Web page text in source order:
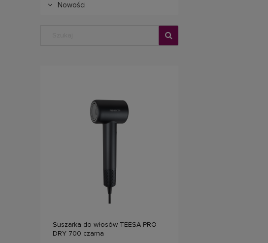
Nowości
Suszarka do włosów TEESA PRO
DRY 700 czarna
do koszyka